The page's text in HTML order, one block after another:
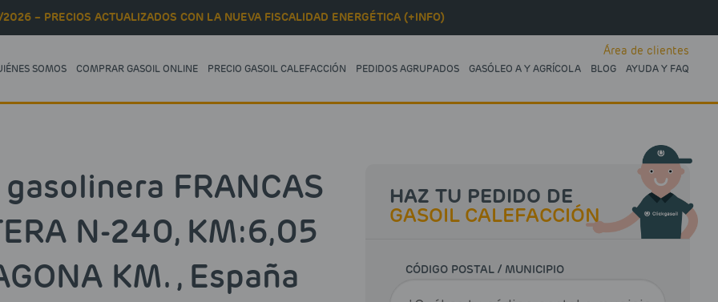
– PRECIOS ACTUALIZADOS CON LA NUEVA FISCALIDAD ENERGÉTICA (+INFO)
SOMOS COMPRAR GASOIL ONLINE PRECIO GASOIL CALEFACCIÓN PEDIDOS AGRUPADOS GASÓLEO A Y AGRÍCOLA BLOG AYUDA Y FAQ
Área de clientes
FRANCAS
N-240, KM:6,05
KM. , España
HAZ TU PEDIDO DE
GASOIL CALEFACCIÓN
CÓDIGO POSTAL / MUNICIPIO